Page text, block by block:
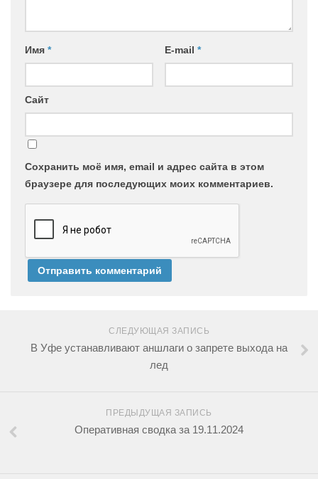
Имя * E-mail *
Сайт
Сохранить моё имя, email и адрес сайта в этом
браузере для последующих моих комментариев.
СЛЕДУЮЩАЯ ЗАПИСЬ
В Уфе устанавливают аншлаги о запрете выхода на
лед
ПРЕДЫДУЩАЯ ЗАПИСЬ
Оперативная сводка за 19.11.2024